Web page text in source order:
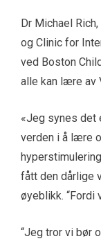
Dr Michael
og Clinic for
ved Boston
alle kan lære av
«Jeg synes det
verden i å lære
fått den dårlige
øyeblikk. “Fordi
“Jeg tror vi bør